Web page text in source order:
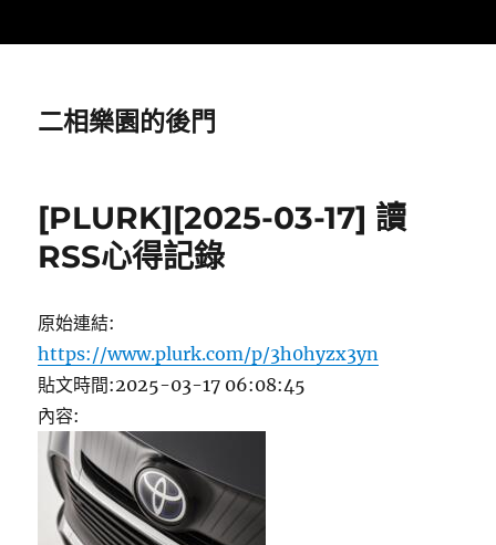
二相樂園的後門
[PLURK][2025-03-17] 讀
RSS心得記錄
原始連結:
https://www.plurk.com/p/3h0hyzx3yn
貼文時間:2025-03-17 06:08:45
內容: